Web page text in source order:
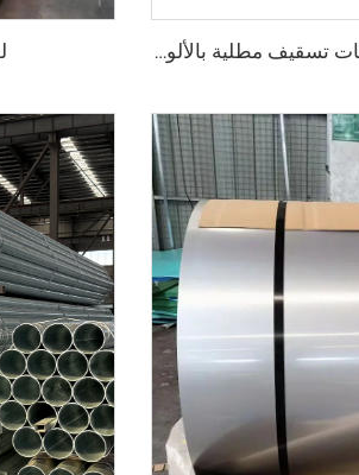
صفائح مجلفنة مموجة، صفحات تسقيف مطلية بالألوان